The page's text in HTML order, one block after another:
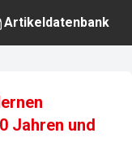
Artikeldatenbank
Jahren und